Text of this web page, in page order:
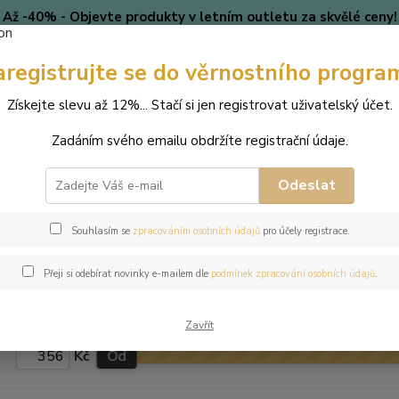
Až -40% - Objevte produkty v letním outletu za skvělé ceny!
🎄 VÁNOCE Blog
Hledat
(Po-
a stříbrné náramky na
zn. Jewellis
Kč Od
se do věrnostního
Získejte slevu až 12%... Stačí si jen registrovat uživatelský účet.
Zadáním svého emailu obdržíte registrační údaje.
Odeslat
Souhlasím se zpracováním osobních údajůpro účely registrace.
Přeji si odebírat novinky e-mailem dle podmínek zpracování osobních údajů.
Zavřít